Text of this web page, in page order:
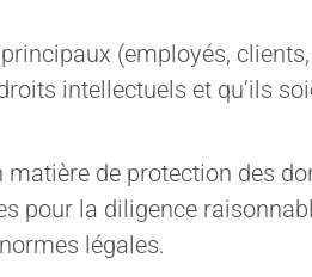
(employés,
intellectuels et qu’ils
de protection des
pour la diligence
légales.
Ressources